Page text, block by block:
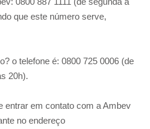
que este número serve,
o telefone é: 0800 725 0006 (de
20h).
entrar em contato com a Ambev
no endereço